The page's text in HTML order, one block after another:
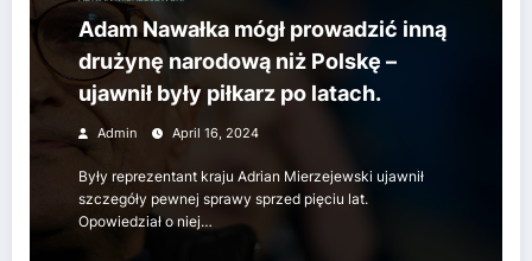
Adam Nawałka mógł prowadzić inną
drużynę narodową niż Polskę –
ujawnił były piłkarz po latach.
Admin April 16, 2024
Były reprezentant kraju Adrian Mierzejewski ujawnił
szczegóły pewnej sprawy sprzed pięciu lat.
Opowiedział o niej…